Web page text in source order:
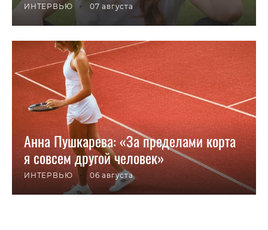
ИНТЕРВЬЮ • 07 августа
Анна Пушкарева: «За пределами корта
я совсем другой человек»
ИНТЕРВЬЮ • 06 августа